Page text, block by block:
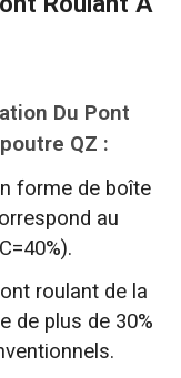
Du Pont
QZ :
forme de boîte
au
roulant de la
de plus de 30%